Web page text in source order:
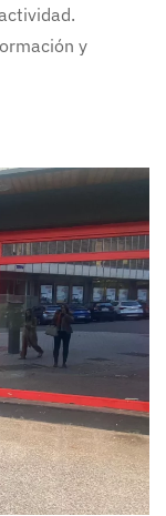
y